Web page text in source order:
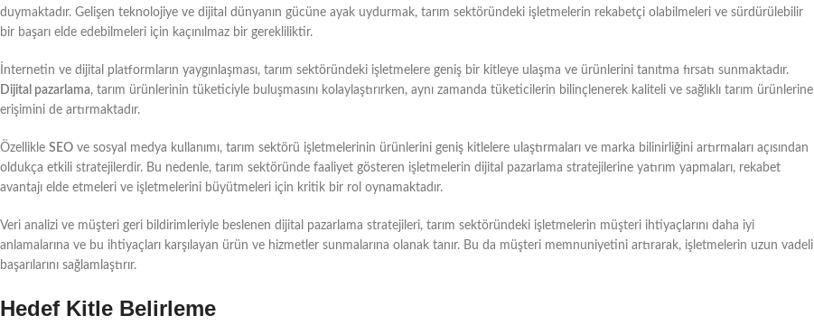
duymaktadır. Gelişen teknolojiye ve dijital dünyanın gücüne ayak uydurmak, tarım sektöründeki işletmelerin rekabetçi olabilmeleri ve sürdürülebilir
bir başarı elde edebilmeleri için kaçınılmaz bir gerekliliktir.
İnternetin ve dijital platformların yaygınlaşması, tarım sektöründeki işletmelere geniş bir kitleye ulaşma ve ürünlerini tanıtma fırsatı sunmaktadır.
Dijital pazarlama, tarım ürünlerinin tüketiciyle buluşmasını kolaylaştırırken, aynı zamanda tüketicilerin bilinçlenerek kaliteli ve sağlıklı tarım ürünlerine
erişimini de artırmaktadır.
Özellikle SEO ve sosyal medya kullanımı, tarım sektörü işletmelerinin ürünlerini geniş kitlelere ulaştırmaları ve marka bilinirliğini artırmaları açısından
oldukça etkili stratejilerdir. Bu nedenle, tarım sektöründe faaliyet gösteren işletmelerin dijital pazarlama stratejilerine yatırım yapmaları, rekabet
avantajı elde etmeleri ve işletmelerini büyütmeleri için kritik bir rol oynamaktadır.
Veri analizi ve müşteri geri bildirimleriyle beslenen dijital pazarlama stratejileri, tarım sektöründeki işletmelerin müşteri ihtiyaçlarını daha iyi
anlamalarına ve bu ihtiyaçları karşılayan ürün ve hizmetler sunmalarına olanak tanır. Bu da müşteri memnuniyetini artırarak, işletmelerin uzun vadeli
başarılarını sağlamlaştırır.
Hedef Kitle Belirleme